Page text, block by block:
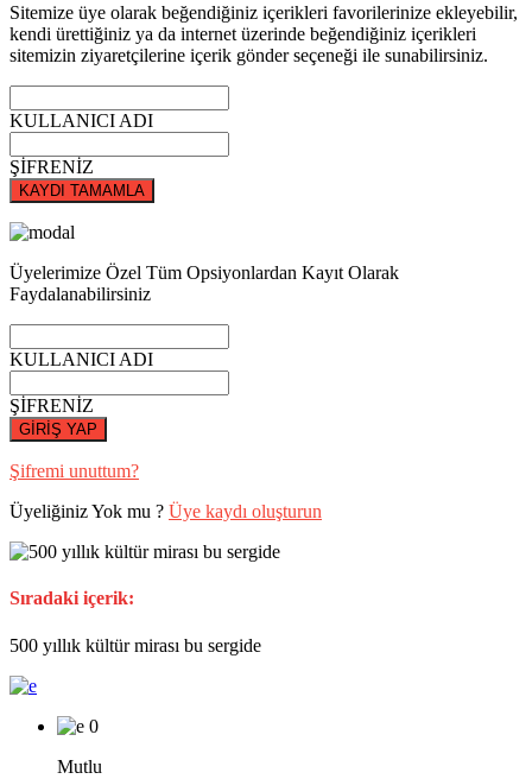
Sitemize üye olarak beğendiğiniz içerikleri favorilerinize ekleyebilir,
kendi ürettiğiniz ya da internet üzerinde beğendiğiniz içerikleri
sitemizin ziyaretçilerine içerik gönder seçeneği ile sunabilirsiniz.
KULLANICI ADI
ŞİFRENİZ
KAYDI TAMAMLA
Üyelerimize Özel Tüm Opsiyonlardan Kayıt Olarak
Faydalanabilirsiniz
KULLANICI ADI
ŞİFRENİZ
GİRİŞ YAP
Şifremi unuttum?
Üyeliğiniz Yok mu ? Üye kaydı oluşturun
Sıradaki içerik:
500 yıllık kültür mirası bu sergide
0
Mutlu